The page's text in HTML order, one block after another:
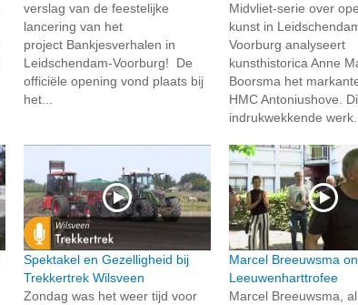
verslag van de feestelijke
lancering van het
project Bankjesverhalen in
Leidschendam-Voorburg! De
officiële opening vond plaats bij
het...
Midvliet-serie over
kunst in
Voorburg analyseert
kunsthistorica Anne
Boorsma het
HMC Antoniushove.
indrukwekkende
Spektakel en Gezelligheid bij
Trekkertrek Wilsveen
Zondag was het weer tijd voor
Marcel Breeuwsma
Leeuwenharttrofee
Marcel Breeuwsma,